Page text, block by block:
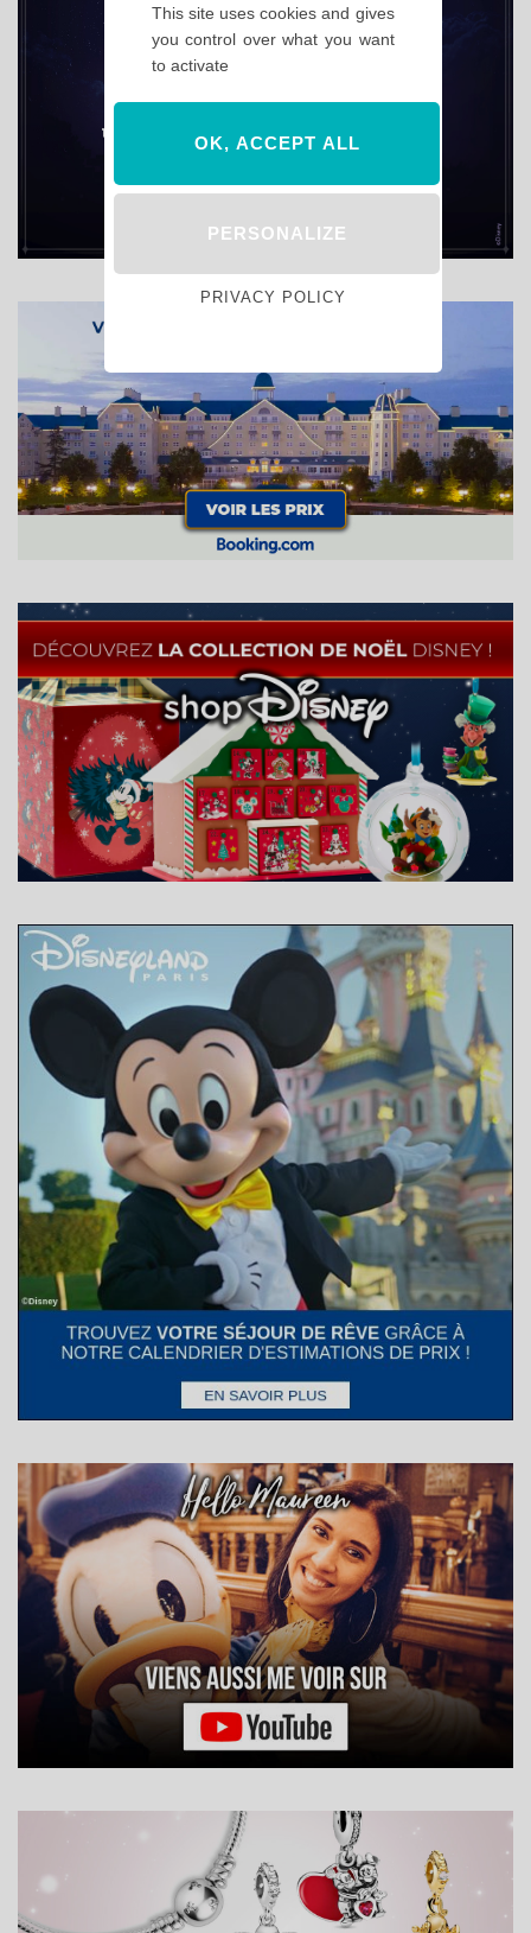
This site uses cookies and gives
you control over what you want
to activate
OK, ACCEPT ALL
PERSONALIZE
PRIVACY POLICY